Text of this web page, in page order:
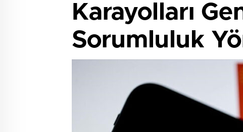
Karayolları
Sorumluluk